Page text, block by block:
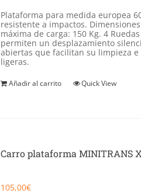
Plataforma para medida europea
resistente a impactos.
máxima de carga: 150 Kg. 4
permiten un desplazamiento
abiertas que facilitan su limpieza
ligeras.
Añadir al carrito Quick View
Carro plataforma MINITRANS
105,00€